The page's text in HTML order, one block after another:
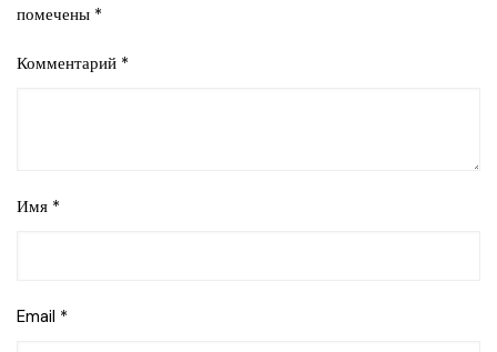
помечены *
Комментарий *
Имя *
Email *